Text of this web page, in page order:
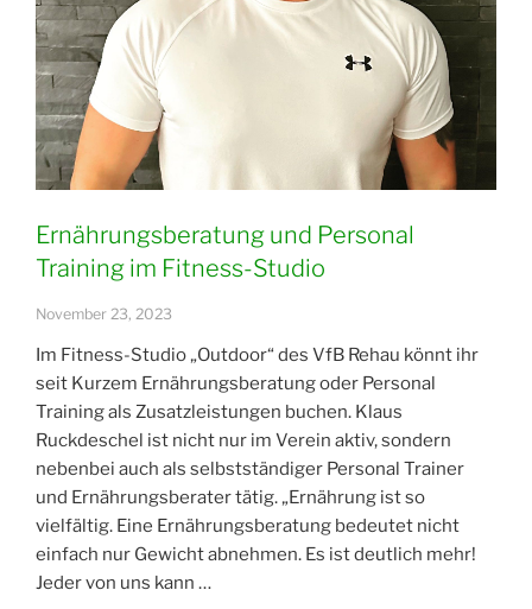
Ernährungsberatung und Personal
Training im Fitness-Studio
November 23, 2023
Im Fitness-Studio „Outdoor“ des VfB Rehau könnt ihr
seit Kurzem Ernährungsberatung oder Personal
Training als Zusatzleistungen buchen. Klaus
Ruckdeschel ist nicht nur im Verein aktiv, sondern
nebenbei auch als selbstständiger Personal Trainer
und Ernährungsberater tätig. „Ernährung ist so
vielfältig. Eine Ernährungsberatung bedeutet nicht
einfach nur Gewicht abnehmen. Es ist deutlich mehr!
Jeder von uns kann …